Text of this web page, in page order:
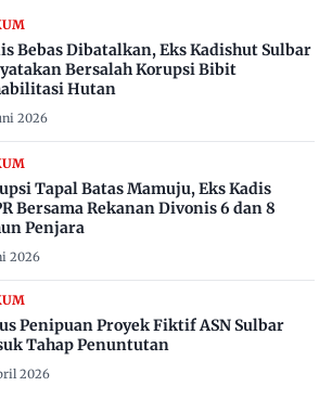
Bebas Dibatalkan, Eks Kadishut Sulbar
Bersalah Korupsi Bibit
Hutan
2026
Tapal Batas Mamuju, Eks Kadis
Bersama Rekanan Divonis 6 dan 8
Penjara
2026
Penipuan Proyek Fiktif ASN Sulbar
Tahap Penuntutan
2026